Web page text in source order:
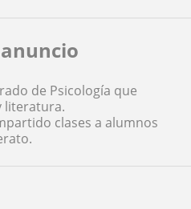
de Psicología que
literatura.
clases a alumnos